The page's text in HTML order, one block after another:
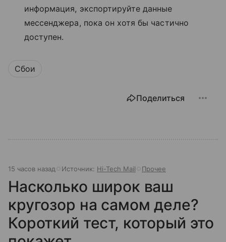
информация, экспортируйте данные
мессенджера, пока он хотя бы частично
доступен.
Сбои
Поделиться
15 часов назад Источник: Hi-Tech Mail Прочее
Насколько широк ваш
кругозор на самом деле?
Короткий тест, который это